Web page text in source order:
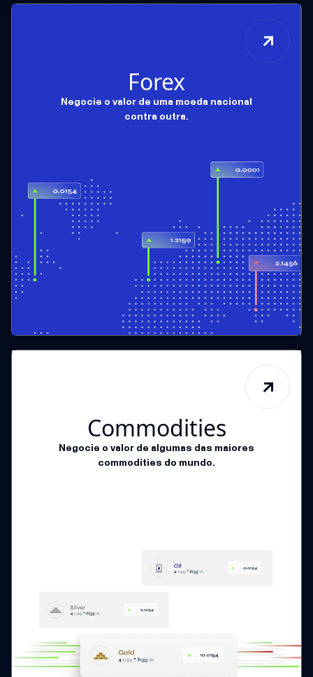
Forex
Negocie o valor de uma moeda nacional
contra outra.
Commodities
Negocie o valor de algumas das maiores
commodities do mundo.